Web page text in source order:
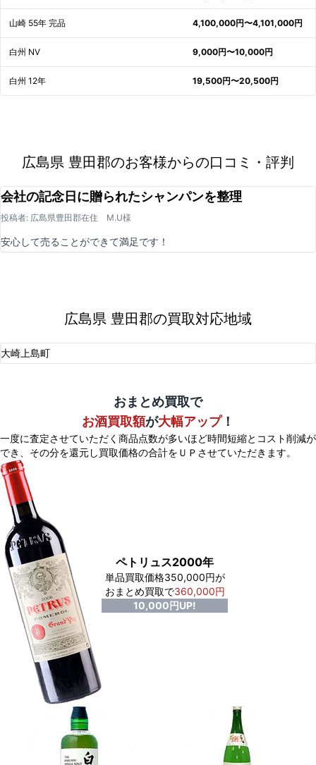
山崎 55年 完品 4,100,000円〜4,101,000円
白州 NV 9,000円〜10,000円
白州 12年 19,500円〜20,500円
広島県 豊田郡のお客様からの口コミ・評判
会社の記念日に贈られたシャンパンを整理
投稿者: 広島県豊田郡在住 M.U様
安心して売ることができて満足です！
広島県 豊田郡の買取対応地域
大崎上島町
おまとめ買取で
お酒買取額が大幅アップ！
一度に査定させていただく商品点数が多いほど時間短縮とコスト削減が
でき、 その分を還元し買取価格の合計をＵＰさせていただきます。
ペトリュス2000年
単品買取価格350,000円が
おまとめ買取で360,000円
10,000円UP!